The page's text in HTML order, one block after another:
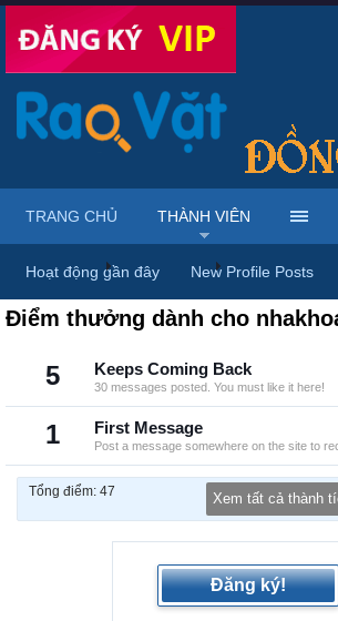
Trang chủ Thành viên nhakhoa02
Điểm thưởng dành cho
5 Keeps Coming Back
30 messages posted. You must like it here!
1 First Message
Post a message somewhere on the site to
Tổng điểm: 47 Xem tất cả thành
Đăng ký!
TRANG CHỦ THÀNH VIÊN
Hoạt động gần đây New Profile Posts